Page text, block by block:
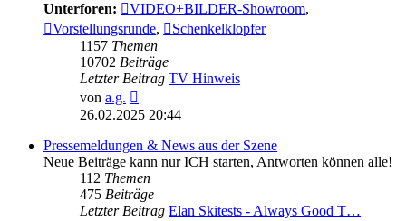
Unterforen:
VIDEO+BILDER-Showroom,
Vorstellungsrunde,
Schenkelklopfer
1157 Themen
10702 Beiträge
Letzter Beitrag TV Hinweis
von a.g.
Beitrag
26.02.2025 20:44
Pressemeldungen & News aus der Szene
Neue Beiträge kann nur ICH starten, Antworten können alle!
112 Themen
475 Beiträge
Letzter Beitrag Elan Skitests - Always Good T…